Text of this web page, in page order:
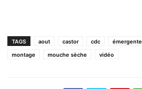
TAGS aout castor cdc émergente
montage
mouche sèche vidéo